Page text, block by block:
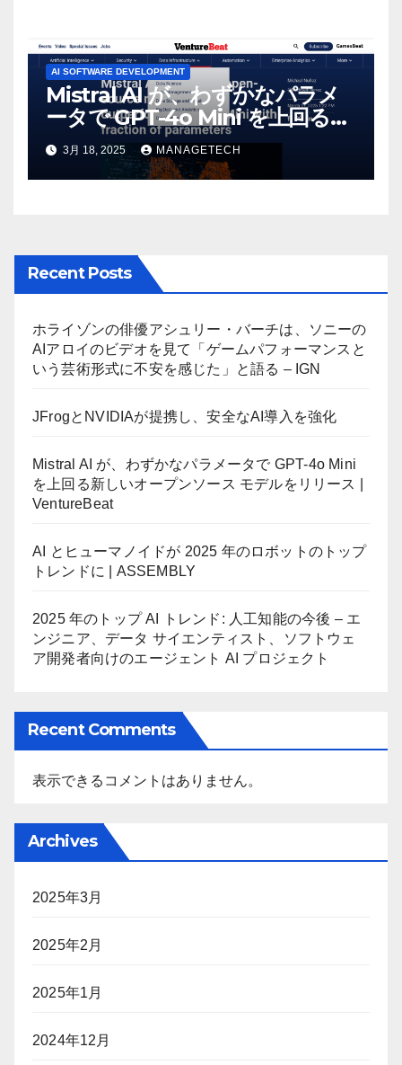
AI SOFTWARE DEVELOPMENT
Mistral AI が、わずかなパラメ
ータで GPT-4o Mini を上回る新
しいオープンソース モデルをリ
リース | VentureBeat
3月 18, 2025 MANAGETECH
Recent Posts
ホライゾンの俳優アシュリー・バーチは、ソニーの
AIアロイのビデオを見て「ゲームパフォーマンスと
いう芸術形式に不安を感じた」と語る – IGN
JFrogとNVIDIAが提携し、安全なAI導入を強化
Mistral AI が、わずかなパラメータで GPT-4o Mini
を上回る新しいオープンソース モデルをリリース |
VentureBeat
AI とヒューマノイドが 2025 年のロボットのトップ
トレンドに | ASSEMBLY
2025 年のトップ AI トレンド: 人工知能の今後 – エ
ンジニア、データ サイエンティスト、ソフトウェ
ア開発者向けのエージェント AI プロジェクト
Recent Comments
表示できるコメントはありません。
Archives
2025年3月
2025年2月
2025年1月
2024年12月